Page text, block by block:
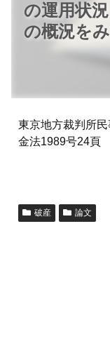
の運用状
の概況をみ
東京地方裁判所
金法1989号24頁
破産 論文